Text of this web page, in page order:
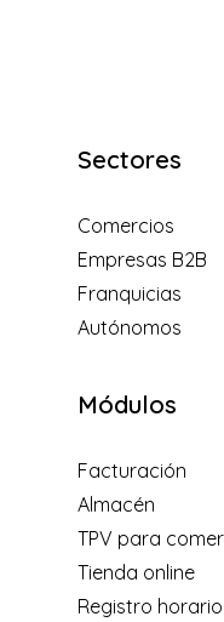
Sectores
Comercios
Empresas B2B
Franquicias
Autónomos
Módulos
Facturación
Almacén
TPV para
Tienda online
Registro horario